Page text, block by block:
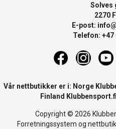
Solves
2270
E-post:
Telefon: +47
Vår nettbutikker er i: Norge
Finland Klubbensport.fi
Copyright © 2026
Forretningssystem og